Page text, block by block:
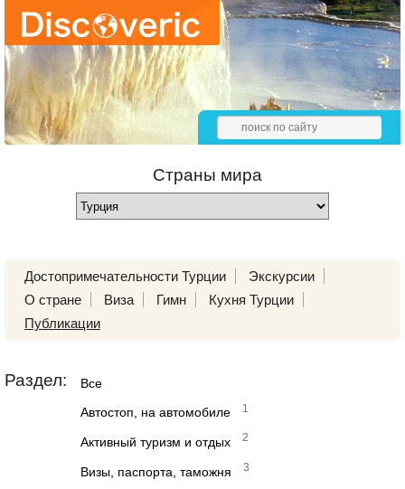
Страны мира
Достопримечательности Турции
Экскурсии
О стране
Виза Гимн
Кухня Турции
Публикации
Раздел: Все
Автостоп, на автомобиле 1
Активный туризм и отдых 2
Визы, паспорта, таможня 3